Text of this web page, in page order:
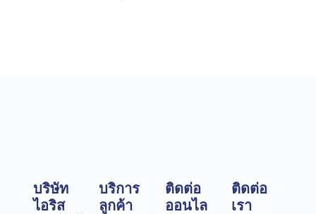
บริษัท
ไอริส
บริการ
ลูกค้า
ติดต่อ
ออนไล
ติดต่อ
เรา